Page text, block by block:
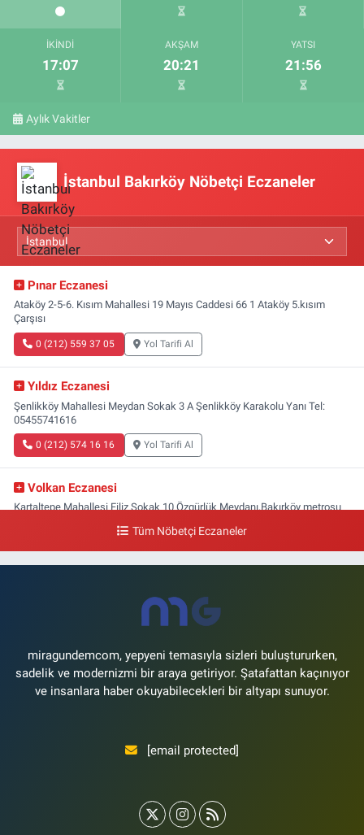
İKINDI
17:07
AKŞAM
20:21
YATSI
21:56
Aylık Vakitler
İstanbul Bakırköy Nöbetçi Eczaneler
Pınar Eczanesi
Ataköy 2-5-6. Kısım Mahallesi 19 Mayıs Caddesi 66 1 Ataköy 5.kısım
Çarşısı
0 (212) 559 37 05 Yol Tarifi Al
Yıldız Eczanesi
Şenlikköy Mahallesi Meydan Sokak 3 A Şenlikköy Karakolu Yanı Tel:
05455741616
0 (212) 574 16 16 Yol Tarifi Al
Volkan Eczanesi
Kartaltepe Mahallesi Filiz Sokak 10 Özgürlük Meydanı,Bakırköy metrosu
Yeşilköy Mahallesi Doğruyol Sokak 7 A Dürümcü Baba'nın Bir Alt
0 (212) 663 11 97
Tüm Nöbetçi Eczaneler
miragundemcom, yepyeni temasıyla sizleri buluştururken,
sadelik ve modernizmi bir araya getiriyor. Şatafattan kaçınıyor
ve insanlara haber okuyabilecekleri bir altyapı sunuyor.
[email protected]